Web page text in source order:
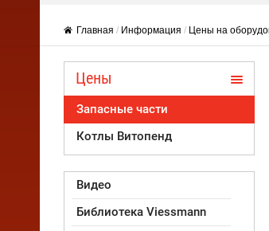
Главная / Информация / Цены на
Цены
Запасные части
Котлы Витопенд
Видео
Библиотека Viessmann